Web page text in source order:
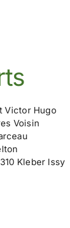
Victor Hugo
Voisin
Kleber Issy